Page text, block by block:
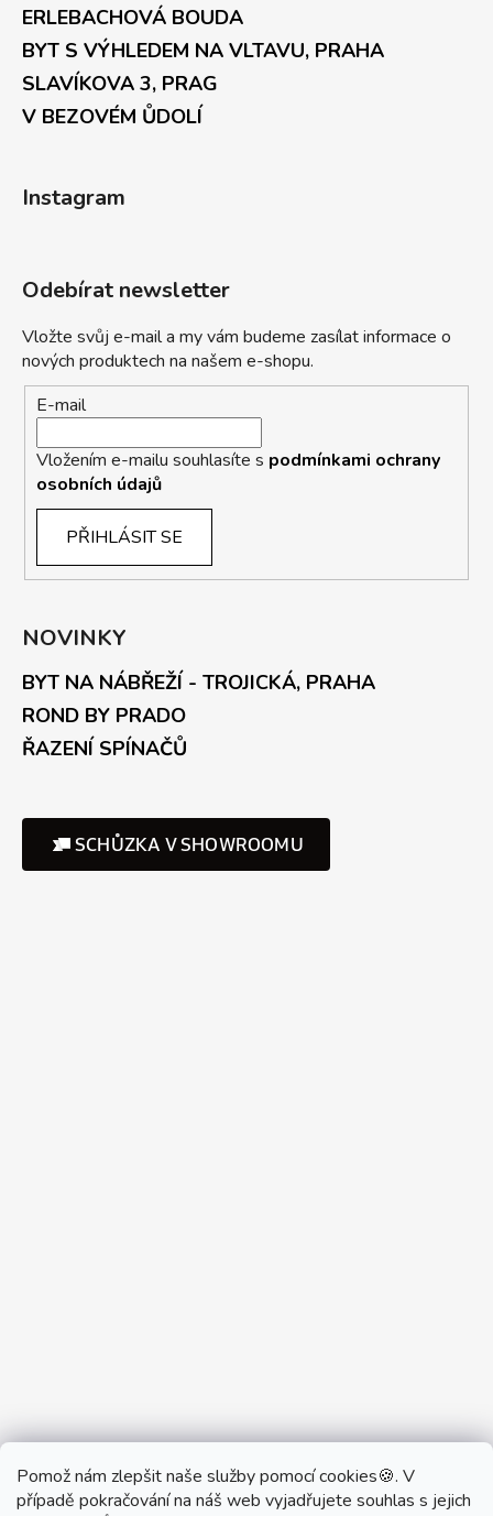
Pomož nám zlepšit naše služby pomocí cookies🍪. V
případě pokračování na náš web vyjadřujete souhlas s jejich
ERLEBACHOVÁ BOUDA
BYT S VÝHLEDEM NA VLTAVU, PRAHA
SLAVÍKOVA 3, PRAG
V BEZOVÉM ŮDOLÍ
Instagram
Odebírat newsletter
Vložte svůj e-mail a my vám budeme zasílat informace o
nových produktech na našem e-shopu.
E-mail
Vložením e-mailu souhlasíte s podmínkami ochrany
osobních údajů
PŘIHLÁSIT SE
NOVINKY
BYT NA NÁBŘEŽÍ - TROJICKÁ, PRAHA
ROND BY PRADO
ŘAZENÍ SPÍNAČŮ
SCHŮZKA V SHOWROOMU
Partner Showroom MONOBRAND